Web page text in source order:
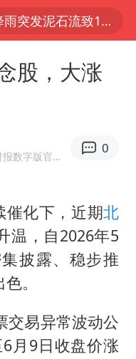
陕西强降雨突发泥石流致1死2失联
+”促就业创业新路
式上市
迪普拉病毒
1000亿美元关税
24小时不关空调 电费反而更低？
招聘不是人情买卖”
小伙靠AI减肥 45天瘦40斤进了ICU
李亚鹏向地铁吐血女孩捐99999元
股，大涨
·证券时报数字版官方网易号
0
催化下，近期北
温，自2026年5
披露、稳步推
。
交易异常波动公
月9日收盘价涨